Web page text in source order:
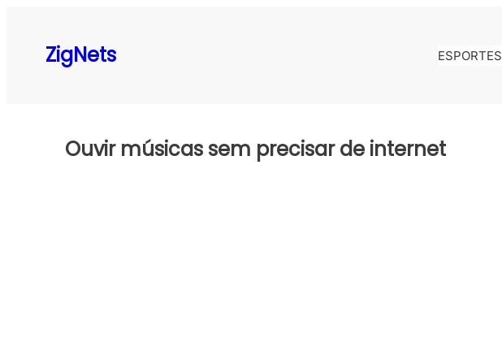
ZigNets ESPORTES
Ouvir músicas sem precisar de internet